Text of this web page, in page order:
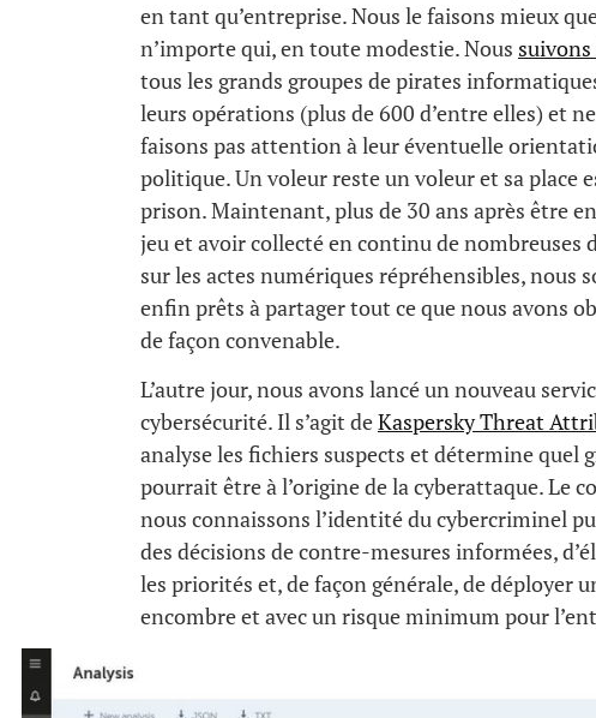
en tant qu’entreprise. Nous le faisons mieux
n’importe qui, en toute modestie. Nous suivons
tous les grands groupes de pirates
leurs opérations (plus de 600 d’entre elles) et ne
faisons pas attention à leur éventuelle
politique. Un voleur reste un voleur et sa place
prison. Maintenant, plus de 30 ans après être
jeu et avoir collecté en continu de nombreuses
sur les actes numériques répréhensibles, nous
enfin prêts à partager tout ce que nous avons
de façon convenable.
L’autre jour, nous avons lancé un nouveau
cybersécurité. Il s’agit deKaspersky Threat
analyse les fichiers suspects et détermine quel
pourrait être à l’origine de la cyberattaque. Le
nous connaissons l’identité du cybercriminel
des décisions de contre-mesures informées,
les priorités et, de façon générale, de déployer
encombre et avec un risque minimum pour